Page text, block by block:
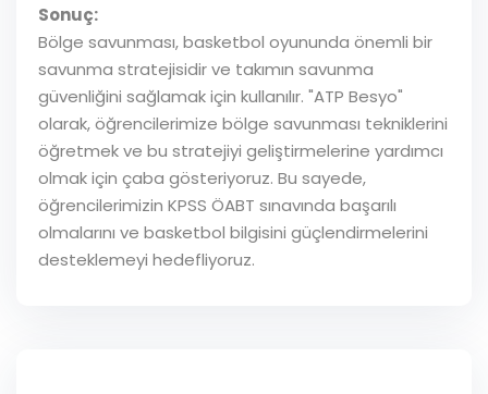
Sonuç:
Bölge savunması, basketbol oyununda önemli bir
savunma stratejisidir ve takımın savunma
güvenliğini sağlamak için kullanılır. "ATP Besyo"
olarak, öğrencilerimize bölge savunması tekniklerini
öğretmek ve bu stratejiyi geliştirmelerine yardımcı
olmak için çaba gösteriyoruz. Bu sayede,
öğrencilerimizin KPSS ÖABT sınavında başarılı
olmalarını ve basketbol bilgisini güçlendirmelerini
desteklemeyi hedefliyoruz.